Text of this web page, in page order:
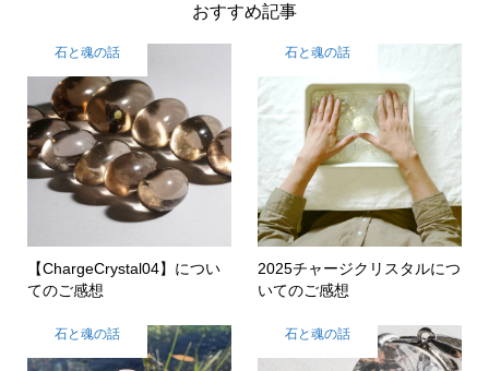
おすすめ記事
石と魂の話
【ChargeCrystal04】につい
てのご感想
石と魂の話
2025チャージクリスタルにつ
いてのご感想
石と魂の話 石と魂の話